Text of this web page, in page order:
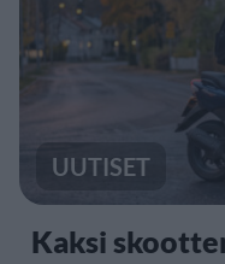
UUTISET
Kaksi